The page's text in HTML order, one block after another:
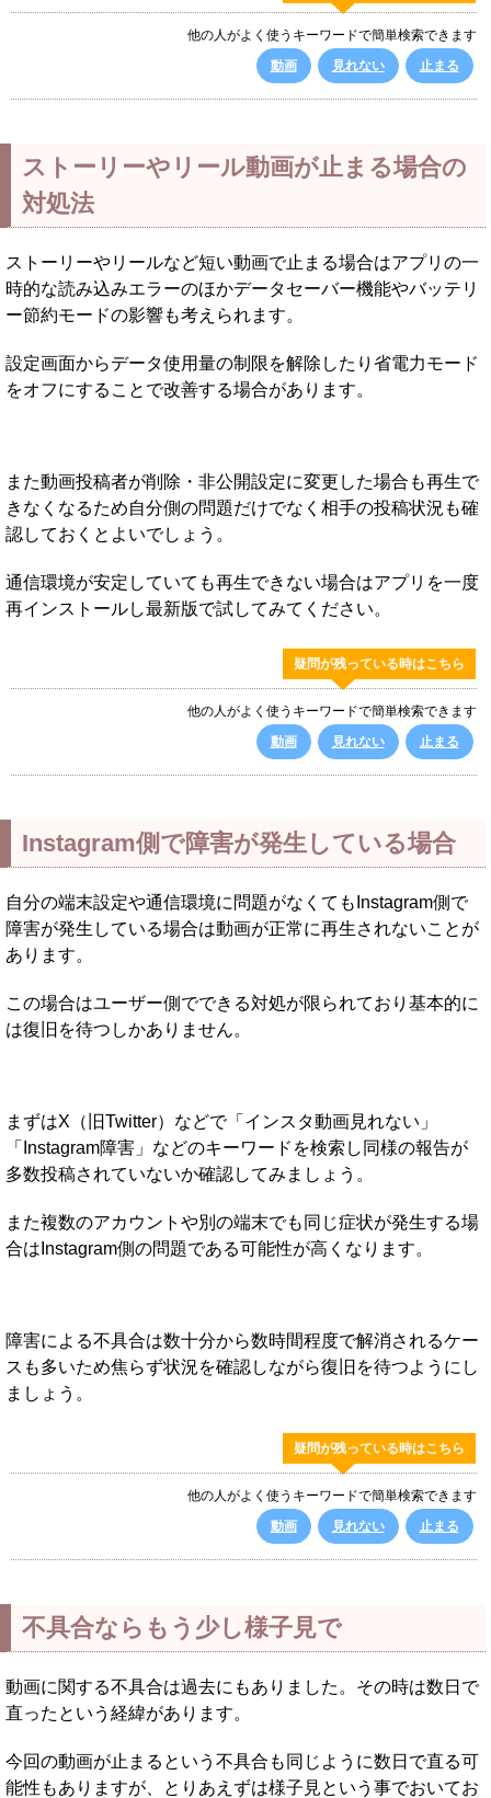
他の人がよく使うキーワードで簡単検索できます
動画
見れない 止まる
ストーリーやリール動画が止まる場合の
対処法
ストーリーやリールなど短い動画で止まる場合はアプリの一
時的な読み込みエラーのほかデータセーバー機能やバッテリ
ー節約モードの影響も考えられます。
設定画面からデータ使用量の制限を解除したり省電力モード
をオフにすることで改善する場合があります。
また動画投稿者が削除・非公開設定に変更した場合も再生で
きなくなるため自分側の問題だけでなく相手の投稿状況も確
認しておくとよいでしょう。
通信環境が安定していても再生できない場合はアプリを一度
再インストールし最新版で試してみてください。
疑問が残っている時はこちら
他の人がよく使うキーワードで簡単検索できます
動画
見れない 止まる
Instagram側で障害が発生している場合
自分の端末設定や通信環境に問題がなくてもInstagram側で
障害が発生している場合は動画が正常に再生されないことが
あります。
この場合はユーザー側でできる対処が限られており基本的に
は復旧を待つしかありません。
まずはX（旧Twitter）などで「インスタ動画見れない」
「Instagram障害」などのキーワードを検索し同様の報告が
多数投稿されていないか確認してみましょう。
また複数のアカウントや別の端末でも同じ症状が発生する場
合はInstagram側の問題である可能性が高くなります。
障害による不具合は数十分から数時間程度で解消されるケー
スも多いため焦らず状況を確認しながら復旧を待つようにし
ましょう。
疑問が残っている時はこちら
他の人がよく使うキーワードで簡単検索できます
動画
見れない 止まる
不具合ならもう少し様子見で
動画に関する不具合は過去にもありました。その時は数日で
直ったという経緯があります。
今回の動画が止まるという不具合も同じように数日で直る可
能性もありますが、とりあえずは様子見という事でおいてお